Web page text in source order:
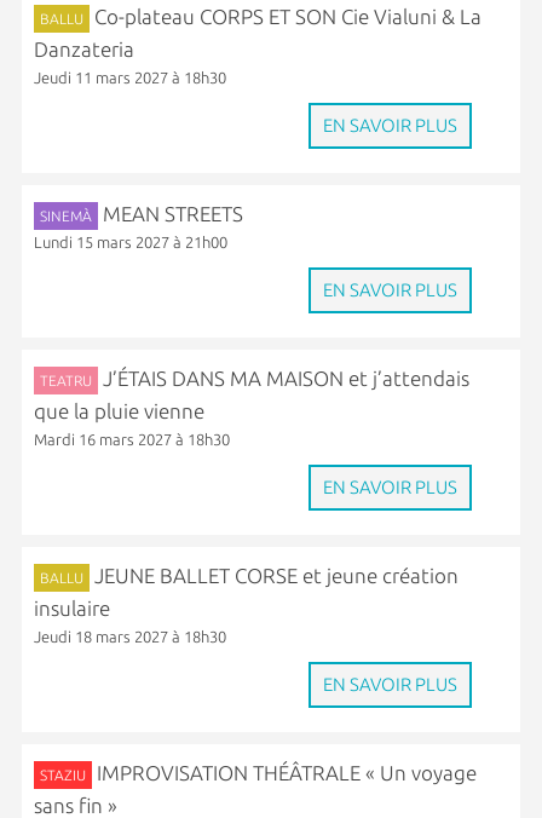
BALLU
Co-plateau CORPS ET SON Cie Vialuni & La
Danzateria
Jeudi 11 mars 2027 à 18h30
EN SAVOIR PLUS
SINEMÀ MEAN STREETS
Lundi 15 mars 2027 à 21h00
EN SAVOIR PLUS
TEATRU
J’ÉTAIS DANS MA MAISON et j’attendais
que la pluie vienne
Mardi 16 mars 2027 à 18h30
EN SAVOIR PLUS
BALLU
JEUNE BALLET CORSE et jeune création
insulaire
Jeudi 18 mars 2027 à 18h30
EN SAVOIR PLUS
STAZIU
IMPROVISATION THÉÂTRALE « Un voyage
sans fin »